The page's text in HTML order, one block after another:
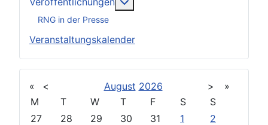
RNG in der Presse
Veranstaltungskalender
« < August 2026 >
»
M
T W T F S
S
27
28 29 30 31 1
2